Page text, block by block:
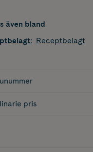
även bland
: Receptbelagt
pris